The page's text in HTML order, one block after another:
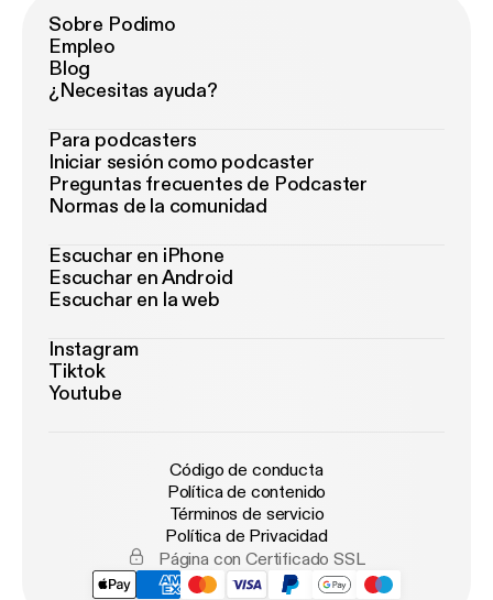
Sobre Podimo
Empleo
Blog
¿Necesitas ayuda?
Para podcasters
Iniciar sesión como podcaster
Preguntas frecuentes de Podcaster
Normas de la comunidad
Escuchar en iPhone
Escuchar en Android
Escuchar en la web
Instagram
Tiktok
Youtube
Código de conducta
Política de contenido
Términos de servicio
Política de Privacidad
Página con Certificado SSL